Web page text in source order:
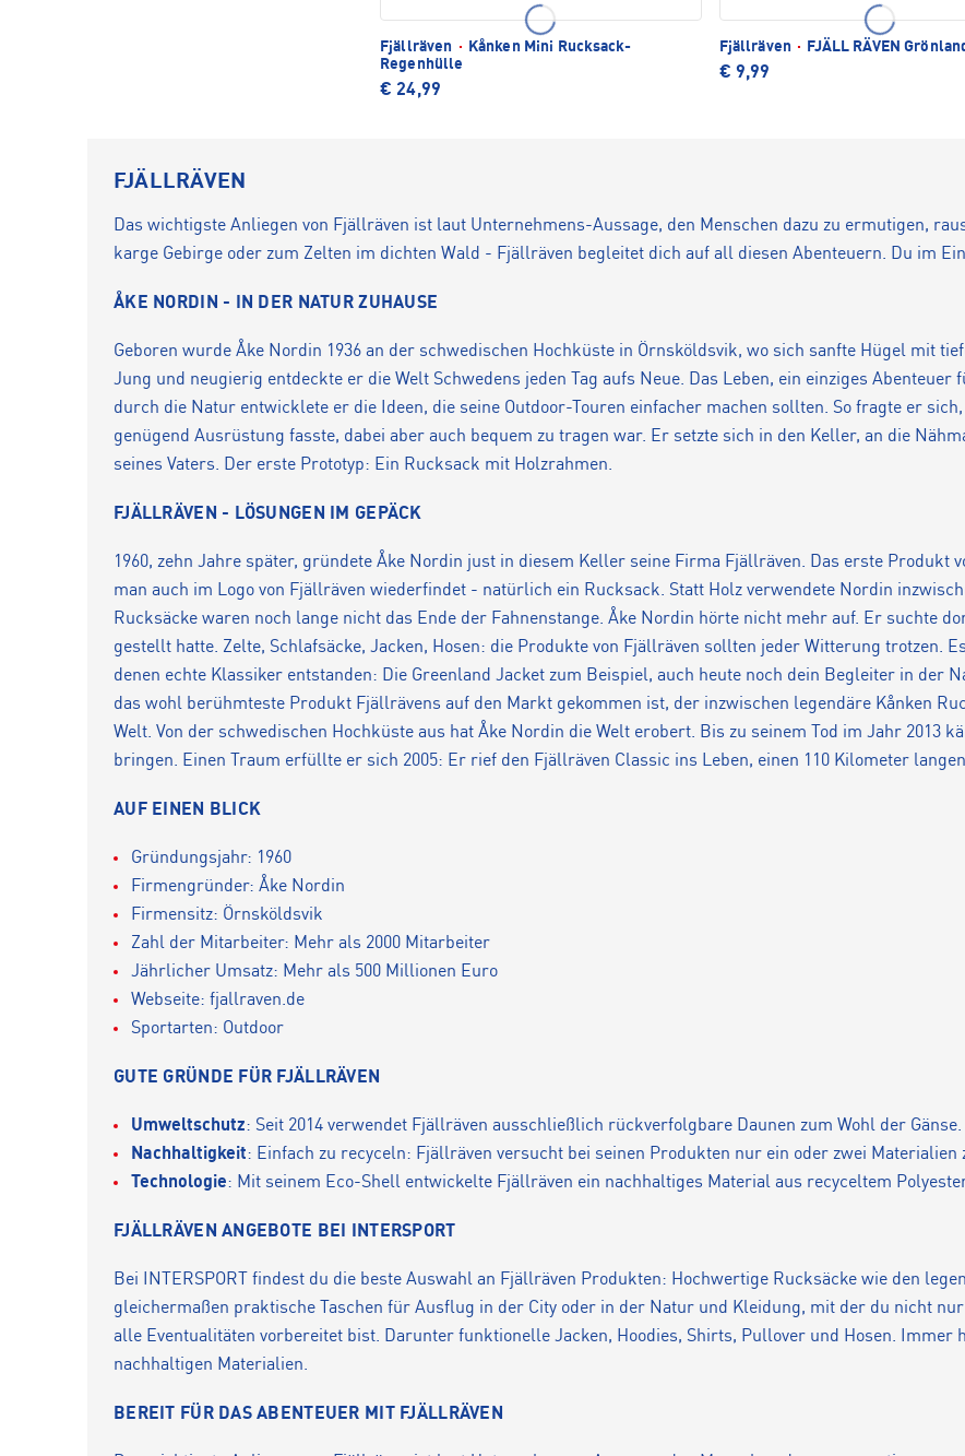
Fjällräven ·
Kånken Mini Rucksack-
Regenhülle
€ 24,99
Fjällräven · FJÄLL RÄVEN
€ 9,99
FJÄLLRÄVEN
Das wichtigste Anliegen von Fjällräven ist laut Unternehmens-Aussage, den Menschen dazu zu ermutigen,
karge Gebirge oder zum Zelten im dichten Wald - Fjällräven begleitet dich auf all diesen Abenteuern. Du im
ÅKE NORDIN - IN DER NATUR ZUHAUSE
Geboren wurde Åke Nordin 1936 an der schwedischen Hochküste in Örnsköldsvik, wo sich sanfte Hügel mit
Jung und neugierig entdeckte er die Welt Schwedens jeden Tag aufs Neue. Das Leben, ein einziges Abenteuer
durch die Natur entwicklete er die Ideen, die seine Outdoor-Touren einfacher machen sollten. So fragte er
genügend Ausrüstung fasste, dabei aber auch bequem zu tragen war. Er setzte sich in den Keller, an die
seines Vaters. Der erste Prototyp: Ein Rucksack mit Holzrahmen.
FJÄLLRÄVEN - LÖSUNGEN IM GEPÄCK
1960, zehn Jahre später, gründete Åke Nordin just in diesem Keller seine Firma Fjällräven. Das erste Produkt
man auch im Logo von Fjällräven wiederfindet - natürlich ein Rucksack. Statt Holz verwendete Nordin
Rucksäcke waren noch lange nicht das Ende der Fahnenstange. Åke Nordin hörte nicht mehr auf. Er suchte
gestellt hatte. Zelte, Schlafsäcke, Jacken, Hosen: die Produkte von Fjällräven sollten jeder Witterung trotzen.
denen echte Klassiker entstanden: Die Greenland Jacket zum Beispiel, auch heute noch dein Begleiter in der
das wohl berühmteste Produkt Fjällrävens auf den Markt gekommen ist, der inzwischen legendäre Kånken
Welt. Von der schwedischen Hochküste aus hat Åke Nordin die Welt erobert. Bis zu seinem Tod im Jahr 2013
bringen. Einen Traum erfüllte er sich 2005: Er rief den Fjällräven Classic ins Leben, einen 110 Kilometer
AUF EINEN BLICK
Gründungsjahr: 1960
Firmengründer: Åke Nordin
Firmensitz: Örnsköldsvik
Zahl der Mitarbeiter: Mehr als 2000 Mitarbeiter
Jährlicher Umsatz: Mehr als 500 Millionen Euro
Webseite: fjallraven.de
Sportarten: Outdoor
GUTE GRÜNDE FÜR FJÄLLRÄVEN
Umweltschutz: Seit 2014 verwendet Fjällräven ausschließlich rückverfolgbare Daunen zum Wohl der Gänse.
Nachhaltigkeit: Einfach zu recyceln: Fjällräven versucht bei seinen Produkten nur ein oder zwei Materialien
Technologie: Mit seinem Eco-Shell entwickelte Fjällräven ein nachhaltiges Material aus recyceltem
FJÄLLRÄVEN ANGEBOTE BEI INTERSPORT
Bei INTERSPORT findest du die beste Auswahl an Fjällräven Produkten: Hochwertige Rucksäcke wie den
gleichermaßen praktische Taschen für Ausflug in der City oder in der Natur und Kleidung, mit der du nicht
alle Eventualitäten vorbereitet bist. Darunter funktionelle Jacken, Hoodies, Shirts, Pullover und Hosen.
nachhaltigen Materialien.
BEREIT FÜR DAS ABENTEUER MIT FJÄLLRÄVEN